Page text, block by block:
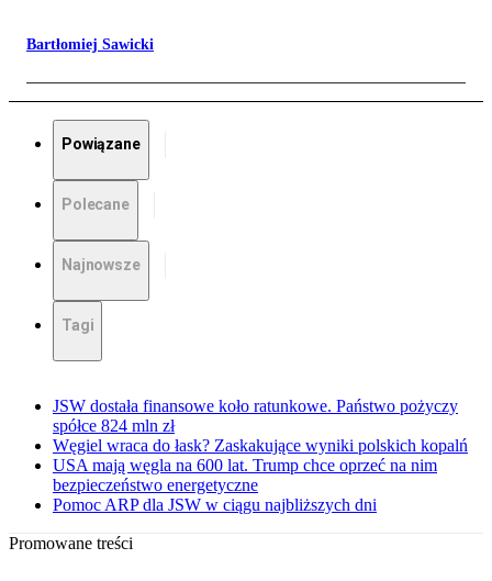
Bartłomiej Sawicki
Powiązane
Polecane
Najnowsze
Tagi
JSW dostała finansowe koło ratunkowe. Państwo pożyczy
spółce 824 mln zł
Węgiel wraca do łask? Zaskakujące wyniki polskich kopalń
USA mają węgla na 600 lat. Trump chce oprzeć na nim
bezpieczeństwo energetyczne
Pomoc ARP dla JSW w ciągu najbliższych dni
Promowane treści